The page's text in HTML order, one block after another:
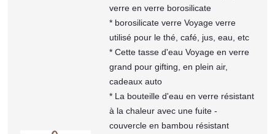
verre en verre borosilicate
* borosilicate verre Voyage verre
utilisé pour le thé, café, jus, eau, etc
* Cette tasse d'eau Voyage en verre
grand pour gifting, en plein air,
cadeaux auto
* La bouteille d'eau en verre résistant
à la chaleur avec une fuite -
couvercle en bambou résistant